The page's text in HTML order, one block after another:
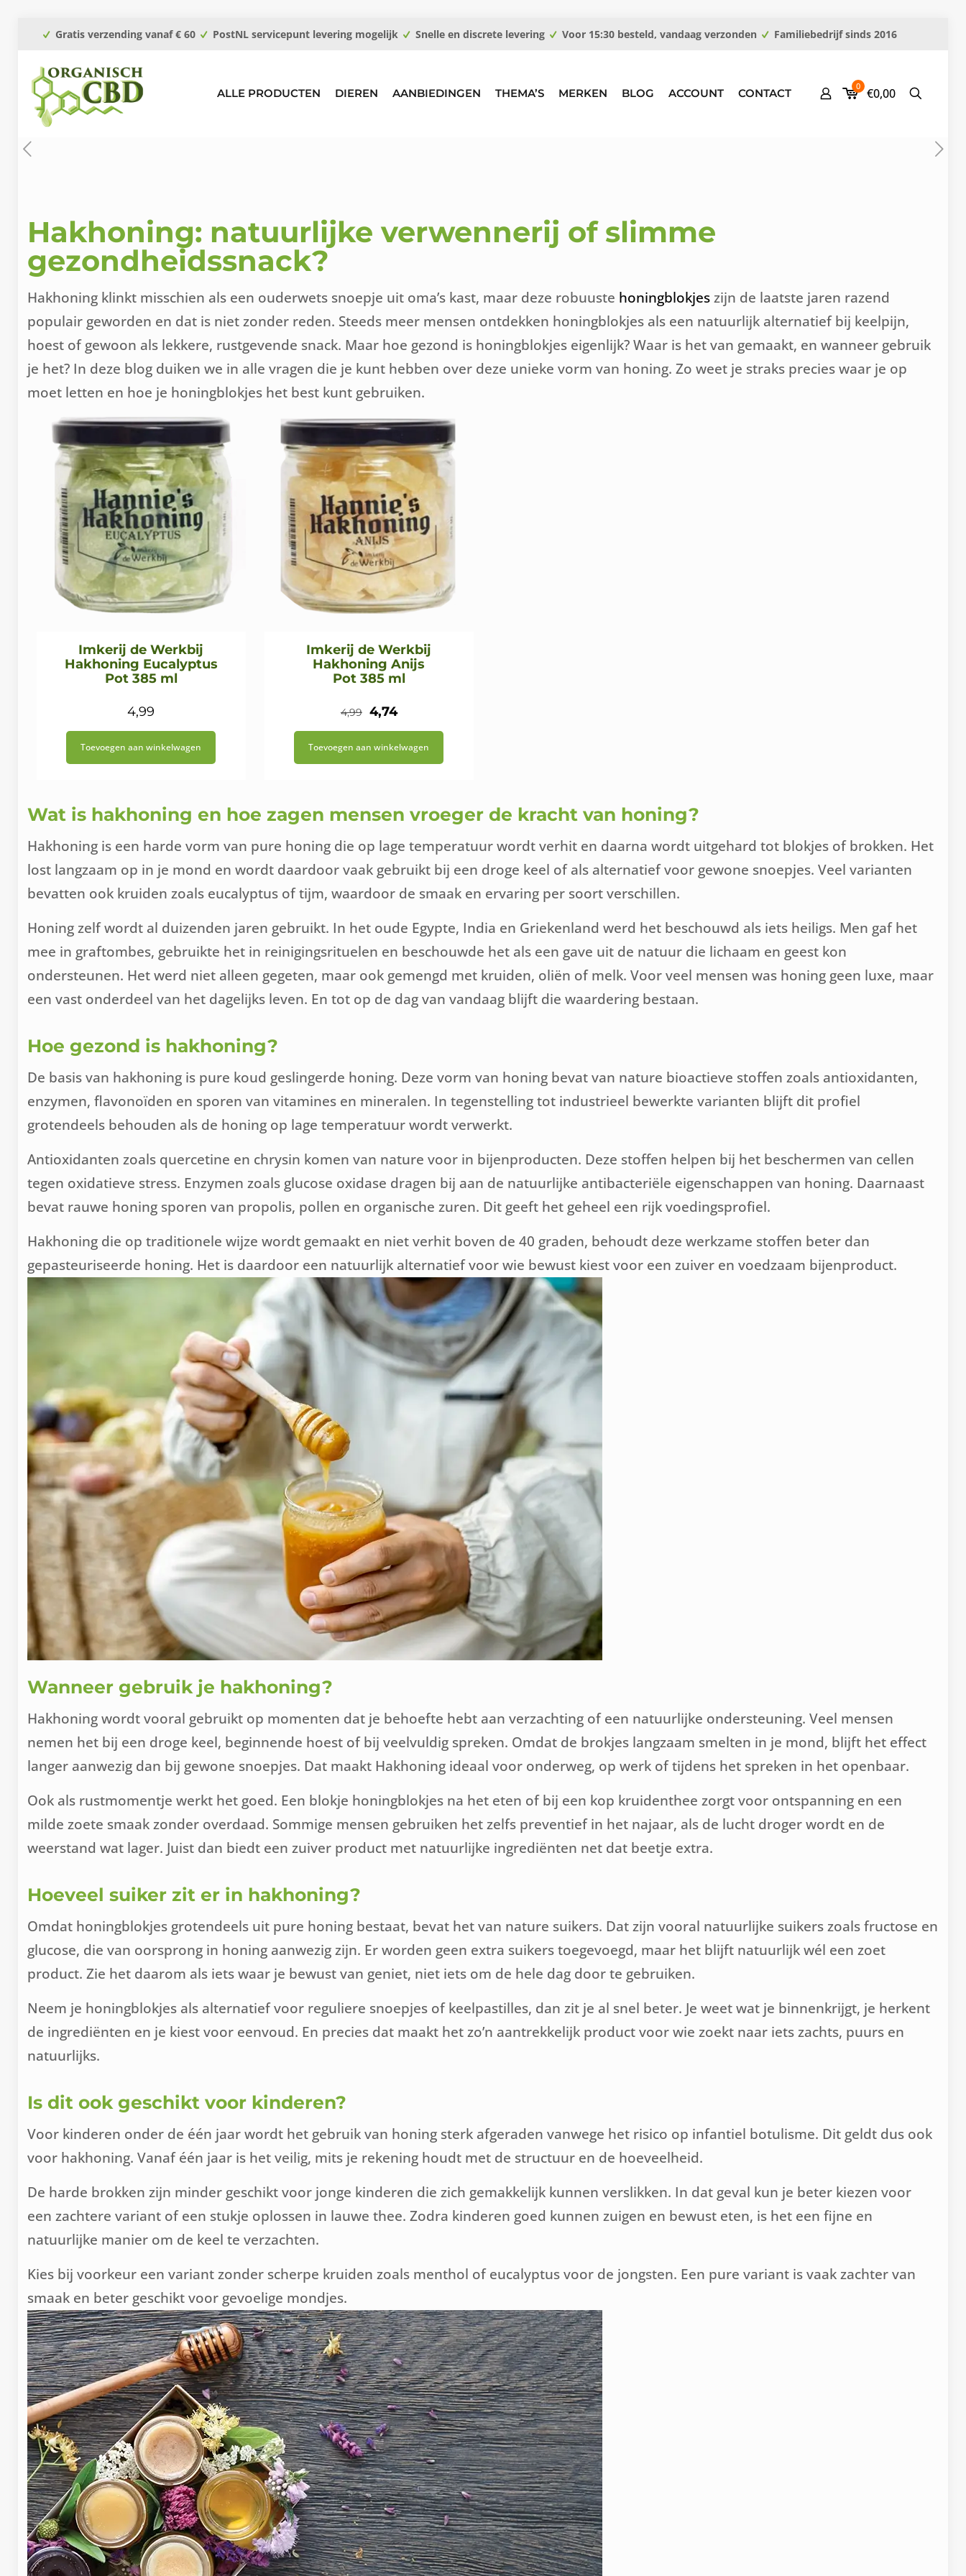
Gratis verzending vanaf € 60 PostNL servicepunt levering mogelijk Snelle en discrete levering Voor 15:30 besteld, vandaag verzonden Familiebedrijf sinds 2016
ALLE PRODUCTEN DIEREN AANBIEDINGEN THEMA’S MERKEN BLOG ACCOUNT CONTACT
0 €0,00
Hakhoning: natuurlijke verwennerij of slimme
gezondheidssnack?
Hakhoning klinkt misschien als een ouderwets snoepje uit oma’s kast, maar deze robuuste honingblokjeszijn de laatste jaren razend
populair geworden en dat is niet zonder reden. Steeds meer mensen ontdekken honingblokjes als een natuurlijk alternatief bij keelpijn,
hoest of gewoon als lekkere, rustgevende snack. Maar hoe gezond is honingblokjes eigenlijk? Waar is het van gemaakt, en wanneer gebruik
je het? In deze blog duiken we in alle vragen die je kunt hebben over deze unieke vorm van honing. Zo weet je straks precies waar je op
moet letten en hoe je honingblokjes het best kunt gebruiken.
Imkerij de Werkbij
Hakhoning Eucalyptus
Pot 385 ml
4,99
Toevoegen aan winkelwagen
Imkerij de Werkbij
Hakhoning Anijs
Pot 385 ml
4,99 Oorspronkelijke
prijs
4,74Huidige
prijs
Toevoegen aan winkelwagen
Wat is hakhoning en hoe zagen mensen vroeger de kracht van honing?
Hakhoning is een harde vorm van pure honing die op lage temperatuur wordt verhit en daarna wordt uitgehard tot blokjes of brokken. Het
lost langzaam op in je mond en wordt daardoor vaak gebruikt bij een droge keel of als alternatief voor gewone snoepjes. Veel varianten
bevatten ook kruiden zoals eucalyptus of tijm, waardoor de smaak en ervaring per soort verschillen.
Honing zelf wordt al duizenden jaren gebruikt. In het oude Egypte, India en Griekenland werd het beschouwd als iets heiligs. Men gaf het
mee in graftombes, gebruikte het in reinigingsrituelen en beschouwde het als een gave uit de natuur die lichaam en geest kon
ondersteunen. Het werd niet alleen gegeten, maar ook gemengd met kruiden, oliën of melk. Voor veel mensen was honing geen luxe, maar
een vast onderdeel van het dagelijks leven. En tot op de dag van vandaag blijft die waardering bestaan.
Hoe gezond is hakhoning?
De basis van hakhoning is pure koud geslingerde honing. Deze vorm van honing bevat van nature bioactieve stoffen zoals antioxidanten,
enzymen, flavonoïden en sporen van vitamines en mineralen. In tegenstelling tot industrieel bewerkte varianten blijft dit profiel
grotendeels behouden als de honing op lage temperatuur wordt verwerkt.
Antioxidanten zoals quercetine en chrysin komen van nature voor in bijenproducten. Deze stoffen helpen bij het beschermen van cellen
tegen oxidatieve stress. Enzymen zoals glucose oxidase dragen bij aan de natuurlijke antibacteriële eigenschappen van honing. Daarnaast
bevat rauwe honing sporen van propolis, pollen en organische zuren. Dit geeft het geheel een rijk voedingsprofiel.
Hakhoning die op traditionele wijze wordt gemaakt en niet verhit boven de 40 graden, behoudt deze werkzame stoffen beter dan
gepasteuriseerde honing. Het is daardoor een natuurlijk alternatief voor wie bewust kiest voor een zuiver en voedzaam bijenproduct.
Wanneer gebruik je hakhoning?
Hakhoning wordt vooral gebruikt op momenten dat je behoefte hebt aan verzachting of een natuurlijke ondersteuning. Veel mensen
nemen het bij een droge keel, beginnende hoest of bij veelvuldig spreken. Omdat de brokjes langzaam smelten in je mond, blijft het effect
langer aanwezig dan bij gewone snoepjes. Dat maakt Hakhoning ideaal voor onderweg, op werk of tijdens het spreken in het openbaar.
Ook als rustmomentje werkt het goed. Een blokje honingblokjes na het eten of bij een kop kruidenthee zorgt voor ontspanning en een
milde zoete smaak zonder overdaad. Sommige mensen gebruiken het zelfs preventief in het najaar, als de lucht droger wordt en de
weerstand wat lager. Juist dan biedt een zuiver product met natuurlijke ingrediënten net dat beetje extra.
Hoeveel suiker zit er in hakhoning?
Omdat honingblokjes grotendeels uit pure honing bestaat, bevat het van nature suikers. Dat zijn vooral natuurlijke suikers zoals fructose en
glucose, die van oorsprong in honing aanwezig zijn. Er worden geen extra suikers toegevoegd, maar het blijft natuurlijk wél een zoet
product. Zie het daarom als iets waar je bewust van geniet, niet iets om de hele dag door te gebruiken.
Neem je honingblokjes als alternatief voor reguliere snoepjes of keelpastilles, dan zit je al snel beter. Je weet wat je binnenkrijgt, je herkent
de ingrediënten en je kiest voor eenvoud. En precies dat maakt het zo’n aantrekkelijk product voor wie zoekt naar iets zachts, puurs en
natuurlijks.
Is dit ook geschikt voor kinderen?
Voor kinderen onder de één jaar wordt het gebruik van honing sterk afgeraden vanwege het risico op infantiel botulisme. Dit geldt dus ook
voor hakhoning. Vanaf één jaar is het veilig, mits je rekening houdt met de structuur en de hoeveelheid.
De harde brokken zijn minder geschikt voor jonge kinderen die zich gemakkelijk kunnen verslikken. In dat geval kun je beter kiezen voor
een zachtere variant of een stukje oplossen in lauwe thee. Zodra kinderen goed kunnen zuigen en bewust eten, is het een fijne en
natuurlijke manier om de keel te verzachten.
Kies bij voorkeur een variant zonder scherpe kruiden zoals menthol of eucalyptus voor de jongsten. Een pure variant is vaak zachter van
smaak en beter geschikt voor gevoelige mondjes.